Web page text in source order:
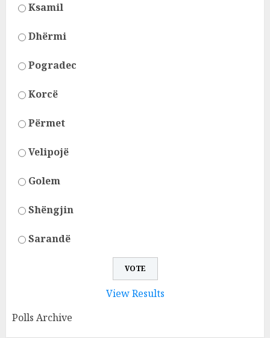
Ksamil
Dhërmi
Pogradec
Korcë
Përmet
Velipojë
Golem
Shëngjin
Sarandë
View Results
Polls Archive